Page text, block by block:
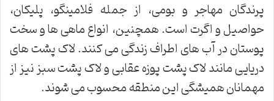
پرندگان مهاجر و بومی، از جمله فلامینگو، پلیکان،
حواصیل و اگرت است. همچنین، انواع ماهی ها و سخت
پوستان در آب های اطراف زندگی می کنند. لاک پشت های
دریایی مانند لاک پشت پوزه عقابی و لاک پشت سبز نیز از
مهمانان همیشگی این منطقه محسوب می شوند.